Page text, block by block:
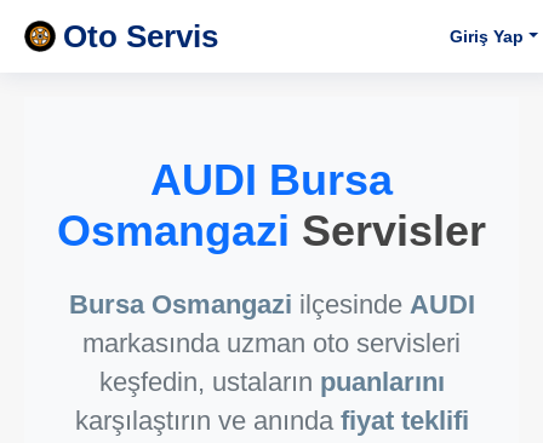
Oto Servis Giriş Yap
AUDI Bursa
Osmangazi Servisler
Bursa Osmangazi ilçesinde AUDI
markasında uzman oto servisleri
keşfedin, ustaların puanlarını
karşılaştırın ve anında fiyat teklifi